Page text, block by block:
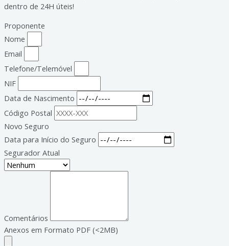
dentro de 24H úteis!
Proponente
Nome
Email
Telefone/Telemóvel
NIF
Data de Nascimento
Código Postal
Novo Seguro
Data para Início do Seguro
Segurador Atual
Comentários
Anexos em Formato PDF (<2MB)